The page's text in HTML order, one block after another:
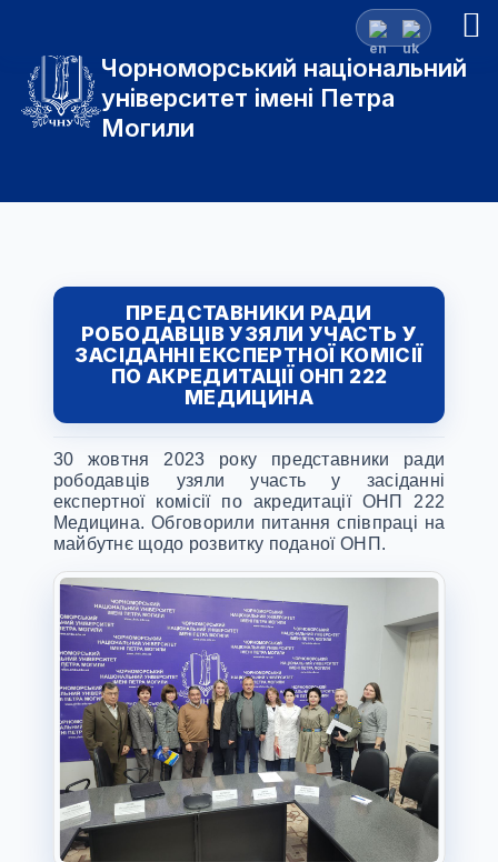
Чорноморський національний
університет імені Петра
Могили
ПРЕДСТАВНИКИ РАДИ
РОБОДАВЦІВ УЗЯЛИ УЧАСТЬ У
ЗАСІДАННІ ЕКСПЕРТНОЇ КОМІСІЇ
ПО АКРЕДИТАЦІЇ ОНП 222
МЕДИЦИНА
30 жовтня 2023 року представники ради
рободавців узяли участь у засіданні
експертної комісії по акредитації ОНП 222
Медицина. Обговорили питання співпраці на
майбутнє щодо розвитку поданої ОНП.